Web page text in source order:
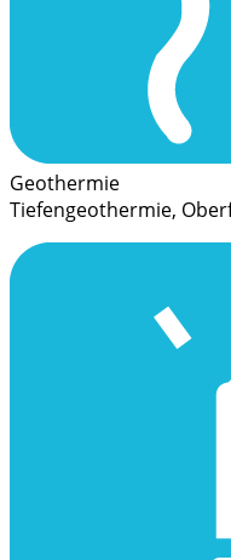
Geothermie
Tiefengeothermie,